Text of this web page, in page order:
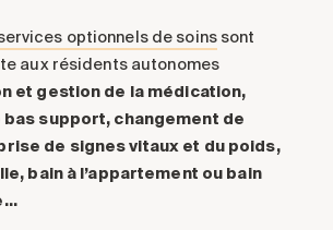
optionnels de soinssont
aux résidents autonomes
et gestion de la médication,
support, changement de
de signes vitaux et du poids,
bain à l’appartement ou bain